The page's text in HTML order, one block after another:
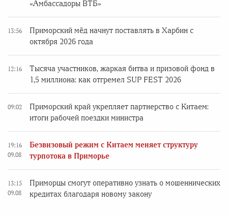
«Амбассадоры ВТБ»
13:56
Приморский мёд начнут поставлять в Харбин с
октября 2026 года
12:16
Тысяча участников, жаркая битва и призовой фонд в
1,5 миллиона: как отгремел SUP FEST 2026
09:02
Приморский край укрепляет партнерство с Китаем:
итоги рабочей поездки министра
19:16
09.08
Безвизовый режим с Китаем меняет структуру
турпотока в Приморье
13:15
09.08
Приморцы смогут оперативно узнать о мошеннических
кредитах благодаря новому закону